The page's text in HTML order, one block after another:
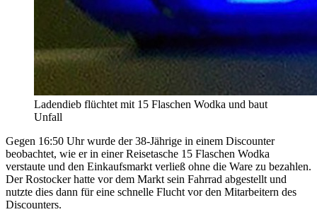
Ladendieb flüchtet mit 15 Flaschen Wodka und baut
Unfall
Gegen 16:50 Uhr wurde der 38-Jährige in einem Discounter
beobachtet, wie er in einer Reisetasche 15 Flaschen Wodka
verstaute und den Einkaufsmarkt verließ ohne die Ware zu bezahlen.
Der Rostocker hatte vor dem Markt sein Fahrrad abgestellt und
nutzte dies dann für eine schnelle Flucht vor den Mitarbeitern des
Discounters.